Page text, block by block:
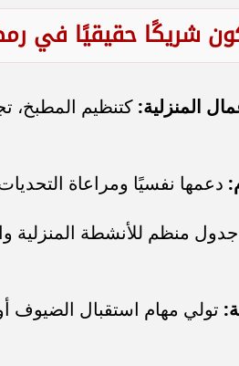
شريكًا حقيقيًا في
المنزلية: كتنظيم المطبخ،
دعمها نفسيًا ومراعاة
منظم للأنشطة المنزلية
تولي مهام استقبال الضيوف